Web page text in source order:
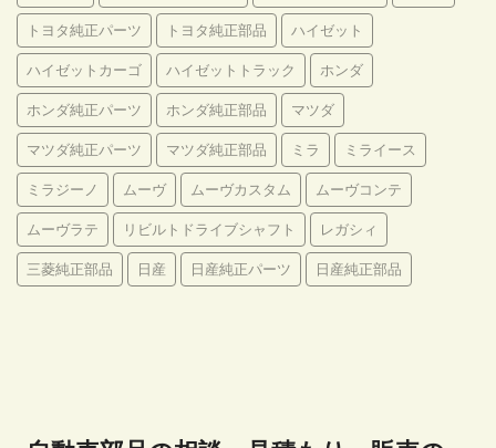
トヨタ純正パーツ トヨタ純正部品 ハイゼット
ハイゼットカーゴ ハイゼットトラック ホンダ
ホンダ純正パーツ ホンダ純正部品 マツダ
マツダ純正パーツ マツダ純正部品 ミラ ミライース
ミラジーノ ムーヴ ムーヴカスタム ムーヴコンテ
ムーヴラテ リビルトドライブシャフト レガシィ
三菱純正部品 日産 日産純正パーツ 日産純正部品